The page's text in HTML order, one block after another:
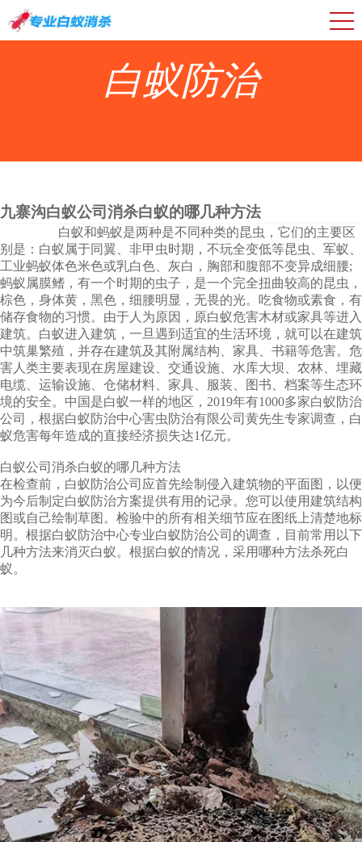
白蚁防治
九寨沟白蚁公司消杀白蚁的哪几种方法
白蚁和蚂蚁是两种是不同种类的昆虫，它们的主要区
别是：白蚁属于同翼、非甲虫时期，不玩全变低等昆虫、军蚁、
工业蚂蚁体色米色或乳白色、灰白，胸部和腹部不变异成细腰;
蚂蚁属膜鳍，有一个时期的虫子，是一个完全扭曲较高的昆虫，
棕色，身体黄，黑色，细腰明显，无畏的光。吃食物或素食，有
储存食物的习惯。由于人为原因，原白蚁危害木材或家具等进入
建筑。白蚁进入建筑，一旦遇到适宜的生活环境，就可以在建筑
中筑巢繁殖，并存在建筑及其附属结构、家具、书籍等危害。危
害人类主要表现在房屋建设、交通设施、水库大坝、农林、埋藏
电缆、运输设施、仓储材料、家具、服装、图书、档案等生态环
境的安全。中国是白蚁一样的地区，2019年有1000多家白蚁防治
公司，根据白蚁防治中心害虫防治有限公司黄先生专家调查，白
蚁危害每年造成的直接经济损失达1亿元。
白蚁公司消杀白蚁的哪几种方法
在检查前，白蚁防治公司应首先绘制侵入建筑物的平面图，以便
为今后制定白蚁防治方案提供有用的记录。您可以使用建筑结构
图或自己绘制草图。检验中的所有相关细节应在图纸上清楚地标
明。根据白蚁防治中心专业白蚁防治公司的调查，目前常用以下
几种方法来消灭白蚁。根据白蚁的情况，采用哪种方法杀死白
蚁。